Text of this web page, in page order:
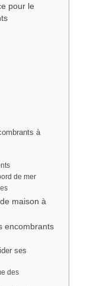
pour le
à
de mer
maison à
encombrants
ses
des